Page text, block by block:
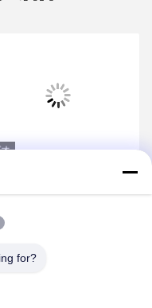
した乳鉢の生産ライ
ための取り外し可能
ロの 価格 を 入手 する
for?